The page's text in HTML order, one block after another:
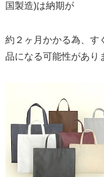
国製造)は納期が
約２ヶ月かかる為、す
品になる可能性があり